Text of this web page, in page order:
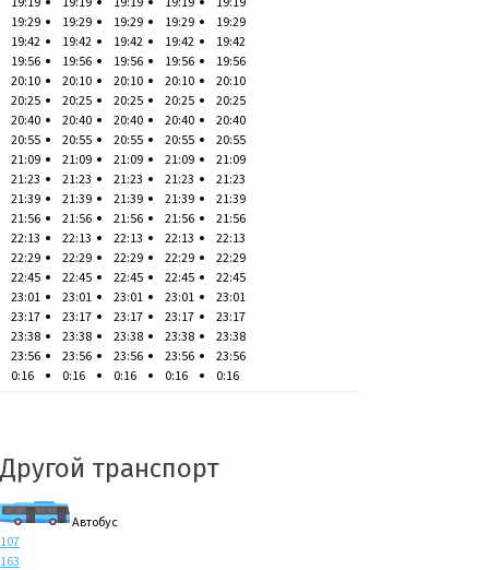
19:29
19:42
19:56
20:10
20:25
20:40
20:55
21:09
21:23
21:39
21:56
22:13
22:29
22:45
23:01
23:17
23:38
23:56
0:16
19:29
19:42
19:56
20:10
20:25
20:40
20:55
21:09
21:23
21:39
21:56
22:13
22:29
22:45
23:01
23:17
23:38
23:56
0:16
19:29
19:42
19:56
20:10
20:25
20:40
20:55
21:09
21:23
21:39
21:56
22:13
22:29
22:45
23:01
23:17
23:38
23:56
0:16
19:29
19:42
19:56
20:10
20:25
20:40
20:55
21:09
21:23
21:39
21:56
22:13
22:29
22:45
23:01
23:17
23:38
23:56
0:16
19:29
19:42
19:56
20:10
20:25
20:40
20:55
21:09
21:23
21:39
21:56
22:13
22:29
22:45
23:01
23:17
23:38
23:56
0:16
Другой транспорт
Автобус
107
163